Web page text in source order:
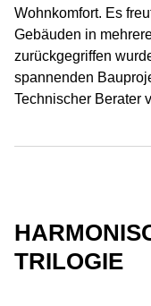
Wohnkomfort. Es
Gebäuden in
zurückgegriffen
spannenden
Technischer Berater
TRILOGIE